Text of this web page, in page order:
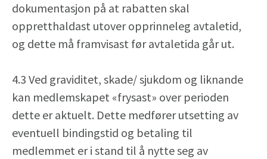
dokumentasjon på at rabatten skal
oppretthaldast utover opprinneleg avtaletid,
og dette må framvisast før avtaletida går ut.
4.3 Ved graviditet, skade/ sjukdom og liknande
kan medlemskapet «frysast» over perioden
dette er aktuelt. Dette medfører utsetting av
eventuell bindingstid og betaling til
medlemmet er i stand til å nytte seg av